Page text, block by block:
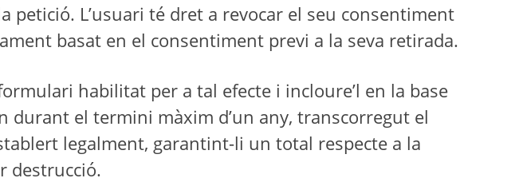
petició. L’usuari té dret a revocar el seu consentiment
basat en el consentiment previ a la seva retirada.
habilitat per a tal efecte i incloure’l en la base
durant el termini màxim d’un any, transcorregut el
legalment, garantint-li un total respecte a la
destrucció.